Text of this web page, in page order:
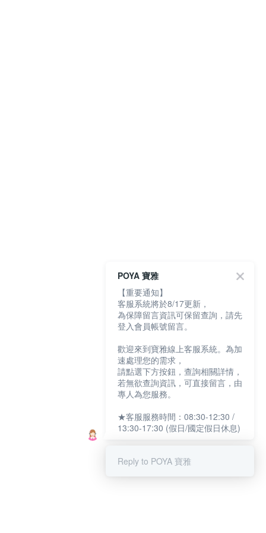
POYA 寶雅
【重要通知】
客服系統將於8/17更新，
為保障留言資訊可保留查詢，請先
登入會員帳號留言。
歡迎來到寶雅線上客服系統。為加
速處理您的需求，
請點選下方按鈕，查詢相關詳情，
若無欲查詢資訊，可直接留言，由
專人為您服務。
★客服服務時間：08:30-12:30 /
13:30-17:30 (假日/國定假日休息)
Reply to POYA 寶雅